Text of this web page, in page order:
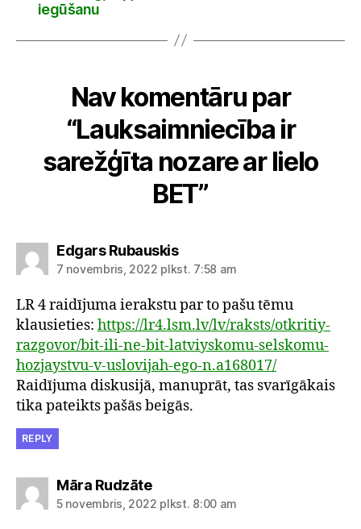
iegūšanu
Nav komentāru par
“Lauksaimniecība ir
sarežģīta nozare ar lielo
BET”
Edgars Rubauskissaka:
7 novembris, 2022 plkst. 7:58 am
LR 4 raidījuma ierakstu par to pašu tēmu
klausieties: https://lr4.lsm.lv/lv/raksts/otkritiy-
razgovor/bit-ili-ne-bit-latviyskomu-selskomu-
hozjaystvu-v-uslovijah-ego-n.a168017/
Raidījuma diskusijā, manuprāt, tas svarīgākais
tika pateikts pašās beigās.
REPLY
Māra Rudzātesaka:
5 novembris, 2022 plkst. 8:00 am